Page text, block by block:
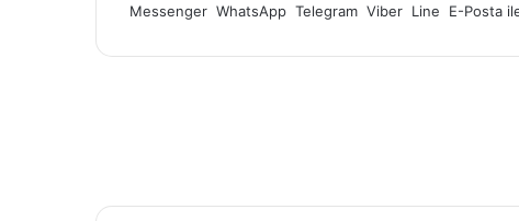
w
n
p
s
Messenger WhatsApp Telegram Viber Line E-Posta